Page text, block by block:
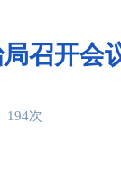
召开会
194次